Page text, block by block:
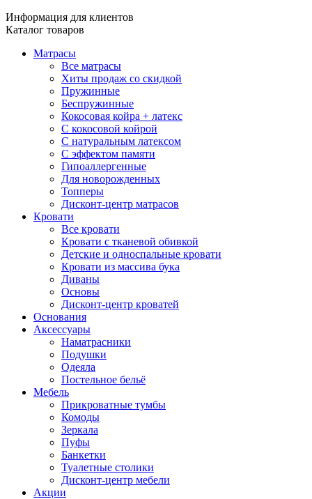
Информация для клиентов
Каталог товаров
Матрасы
Все матрасы
Хиты продаж со скидкой
Пружинные
Беспружинные
Кокосовая койра + латекс
С кокосовой койрой
С натуральным латексом
С эффектом памяти
Гипоаллергенные
Для новорожденных
Топперы
Дисконт-центр матрасов
Кровати
Все кровати
Кровати с тканевой обивкой
Детские и односпальные кровати
Кровати из массива бука
Диваны
Основы
Дисконт-центр кроватей
Основания
Аксессуары
Наматрасники
Подушки
Одеяла
Постельное бельё
Мебель
Прикроватные тумбы
Комоды
Зеркала
Пуфы
Банкетки
Туалетные столики
Дисконт-центр мебели
Акции